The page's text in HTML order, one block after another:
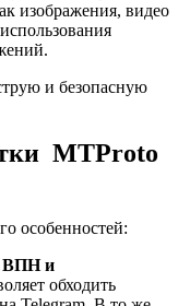
изображения, видео
и безопасную
MTProto
особенностей:
ВПН и
обходить